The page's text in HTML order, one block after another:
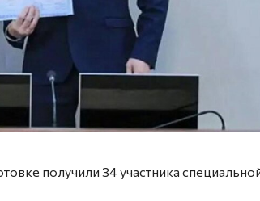
получили 34 участника